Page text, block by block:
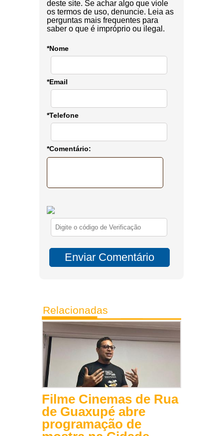
deste site. Se achar algo que viole
os termos de uso, denuncie. Leia as
perguntas mais frequentes para
saber o que é impróprio ou ilegal.
*Nome
*Email
*Telefone
*Comentário:
Relacionadas
Filme Cinemas de Rua
de Guaxupé abre
programação de